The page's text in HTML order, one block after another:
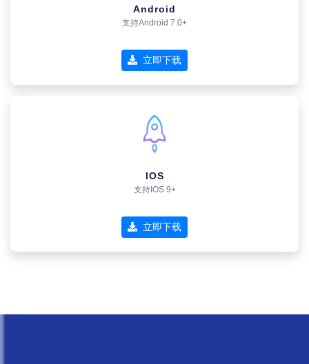
Android
支持Android 7.0+
立即下载
IOS
支持IOS 9+
立即下载